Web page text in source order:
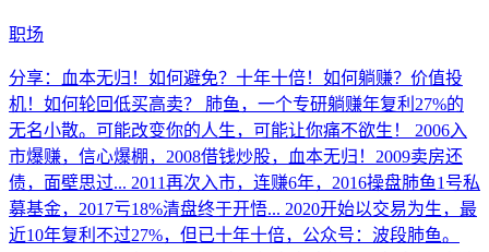
职场
分享：血本无归！如何避免？十年十倍！如何躺赚？价值投
机！如何轮回低买高卖？ 肺鱼，一个专研躺赚年复利27%的
无名小散。可能改变你的人生，可能让你痛不欲生！ 2006入
市爆赚，信心爆棚，2008借钱炒股，血本无归！2009卖房还
债，面壁思过... 2011再次入市，连赚6年，2016操盘肺鱼1号私
募基金，2017亏18%清盘终于开悟... 2020开始以交易为生，最
近10年复利不过27%，但已十年十倍，公众号：波段肺鱼。